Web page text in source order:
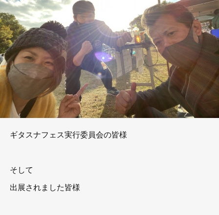
ギタスナフェス実行委員会の皆様
そして
出展されました皆様